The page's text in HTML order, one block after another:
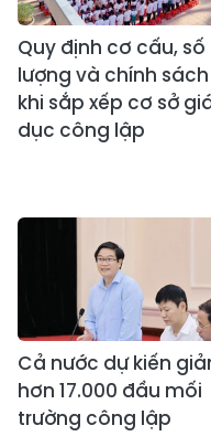
Quy định cơ cấu, số
lượng và chính sách
khi sắp xếp cơ sở
dục công lập
Cả nước dự kiến
hơn 17.000 đầu mối
trường công lập